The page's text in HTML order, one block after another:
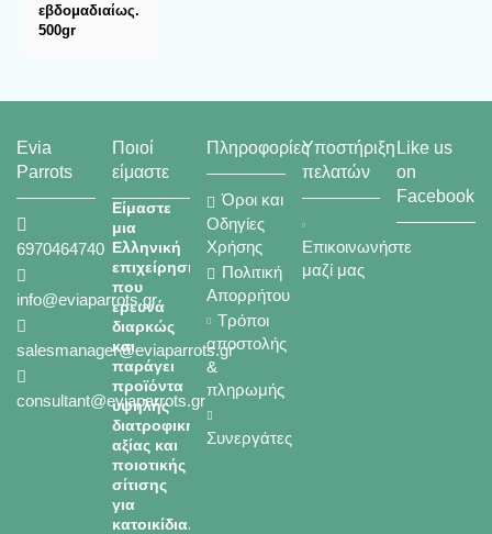
εβδομαδιαίως.
500gr
Evia
Parrots
6970464740
info@eviaparrots.gr
salesmanager@eviaparrots.gr
consultant@eviaparrots.gr
Ποιοί
είμαστε
Είμαστε
μια
Ελληνική
επιχείρηση
που
ερευνά
διαρκώς
και
παράγει
προϊόντα
υψηλής
διατροφικής
αξίας και
ποιοτικής
σίτισης
για
κατοικίδια.
Πληροφορίες
Όροι και
Οδηγίες
Χρήσης
Πολιτική
Απορρήτου
Τρόποι
αποστολής
&
πληρωμής
Συνεργάτες
Υποστήριξη
πελατών
Επικοινωνήστε
μαζί μας
Like us
on
Facebook